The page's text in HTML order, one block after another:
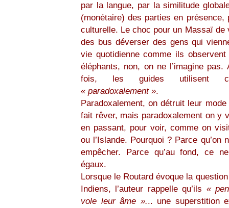
par la langue, par la similitude
(monétaire) des parties en présence,
culturelle. Le choc pour un Massaï de
des bus déverser des gens qui
vie quotidienne comme ils
éléphants, non, on ne l’imagine pas.
fois, les guides utilisent
« paradoxalement ».
Paradoxalement, on détruit leur
fait rêver, mais paradoxalement on y
en passant, pour voir, comme on
ou l’Islande. Pourquoi ? Parce qu’on
empêcher. Parce qu’au fond, ce
égaux.
Lorsque le Routard évoque la
Indiens, l’auteur rappelle qu’ils «
vole leur âme »... une superstition